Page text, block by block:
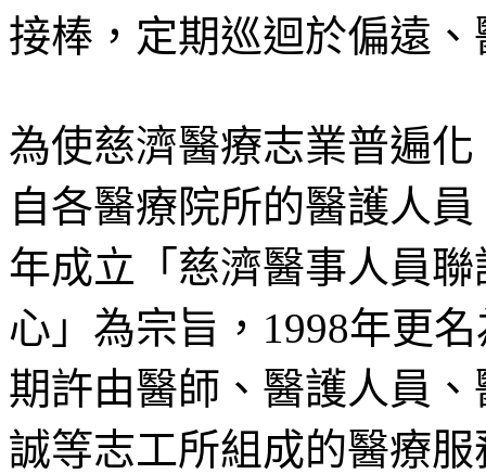
接棒，定期巡迴於偏遠
為使慈濟醫療志業普遍
自各醫療院所的醫護人
年成立「慈濟醫事人員
心」為宗旨，1998年更
期許由醫師、醫護人員
誠等志工所組成的醫療